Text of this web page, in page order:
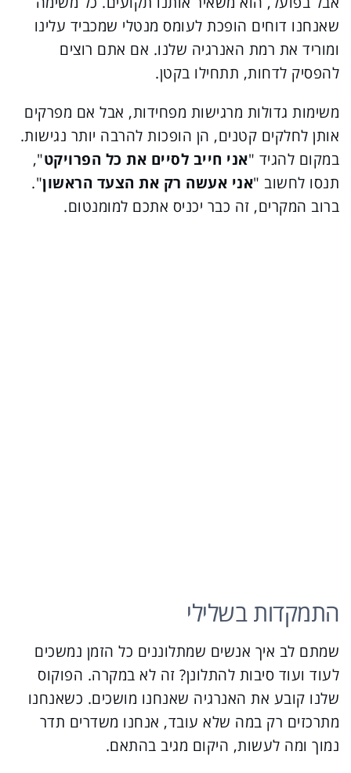
שאנחנו דוחים הופכת לעומס מנטלי שמכביד עלינו
ומוריד את רמת האנרגיה שלנו. אם אתם רוצים
להפסיק לדחות, תתחילו בקטן.
משימות גדולות מרגישות מפחידות, אבל אם מפרקים
אותן לחלקים קטנים, הן הופכות להרבה יותר נגישות.
במקום להגיד "אני חייב לסיים את כל הפרויקט",
תנסו לחשוב "אני אעשה רק את הצעד הראשון".
ברוב המקרים, זה כבר יכניס אתכם למומנטום.
התמקדות בשלילי
שמתם לב איך אנשים שמתלוננים כל הזמן נמשכים
לעוד ועוד סיבות להתלונן? זה לא במקרה. הפוקוס
שלנו קובע את האנרגיה שאנחנו מושכים. כשאנחנו
מתרכזים רק במה שלא עובד, אנחנו משדרים תדר
נמוך ומה לעשות, היקום מגיב בהתאם.